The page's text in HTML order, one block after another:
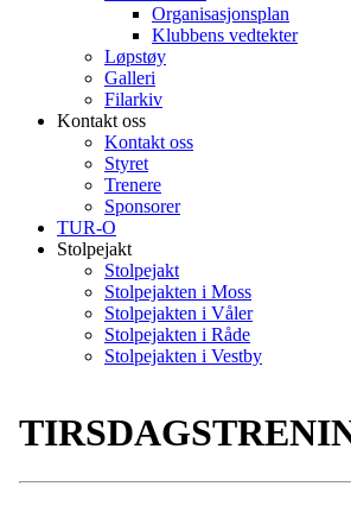
Organisasjonsplan
Klubbens vedtekter
Løpstøy
Galleri
Filarkiv
Kontakt oss
Kontakt oss
Styret
Trenere
Sponsorer
TUR-O
Stolpejakt
Stolpejakt
Stolpejakten i Moss
Stolpejakten i Våler
Stolpejakten i Råde
Stolpejakten i Vestby